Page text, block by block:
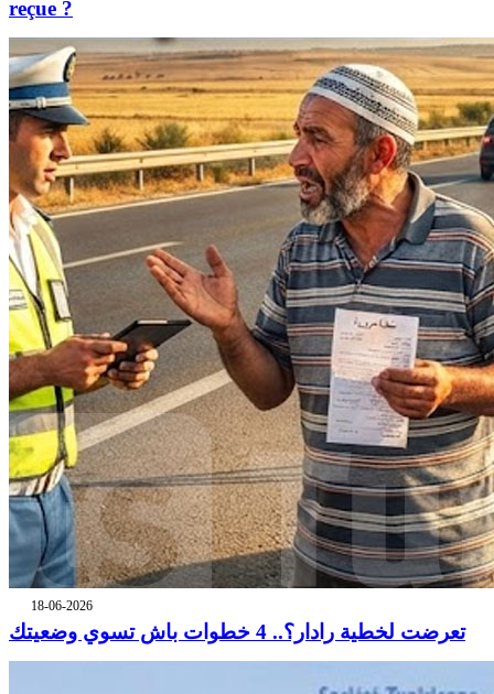
reçue ?
18-06-2026
تعرضت لخطية رادار؟.. 4 خطوات باش تسوي وضعيتك